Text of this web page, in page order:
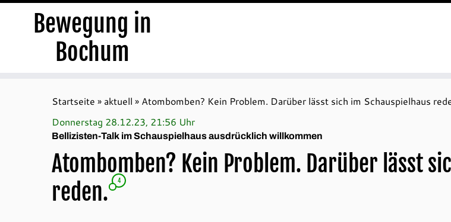
Bewegung in
Bochum
Startseite » aktuell » Atombomben? Kein Problem. Darüber lässt sich im Schauspielhaus
Donnerstag 28.12.23, 21:56 Uhr
Bellizisten-Talk im Schauspielhaus ausdrücklich willkommen
Atombomben? Kein Problem. Darüber lässt
reden.
4